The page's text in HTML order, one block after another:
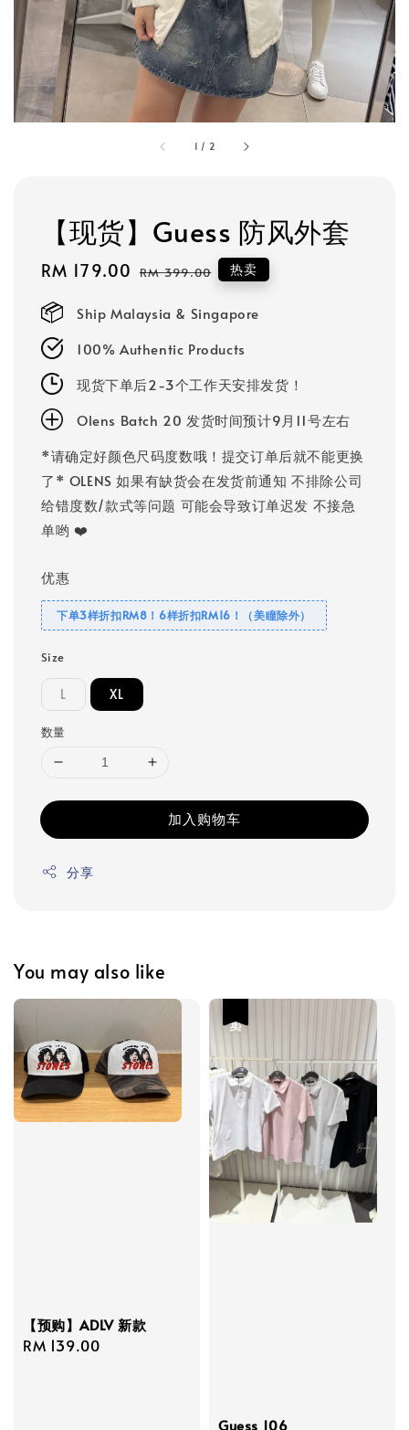
1 / 2
【现货】Guess 防风外套
Sale
RM 179.00 Regular
RM 399.00 热卖
Ship Malaysia & Singapore
100% Authentic Products
现货下单后2-3个工作天安排发货！
Olens Batch 20 发货时间预计9月11号左右
*请确定好颜色尺码度数哦！提交订单后就不能更换
了* OLENS 如果有缺货会在发货前通知 不排除公司
给错度数/款式等问题 可能会导致订单迟发 不接急
单哟 ❤️
优惠
下单3样折扣RM8！6样折扣RM16！（美瞳除外）
Size
L XL
数量
加入购物车
分享
You may also like
【预购】ADLV 新款
Regular
RM 139.00
Guess 106